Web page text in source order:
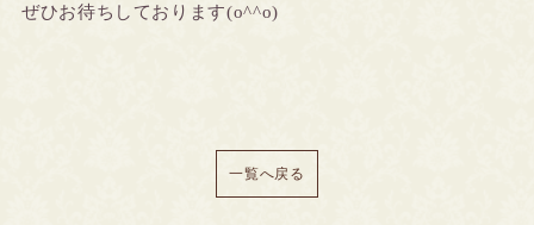
ぜひお待ちしております(o^^o)
一覧へ戻る